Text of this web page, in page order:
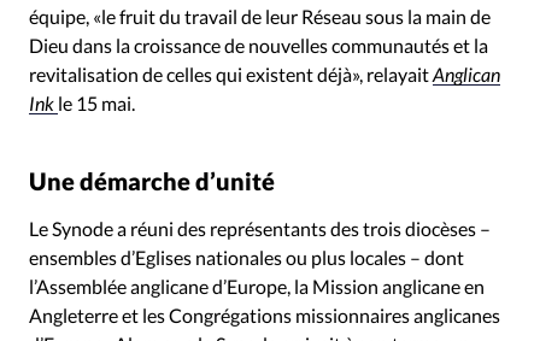
équipe, «le fruit du travail de leur Réseau sous la main de
Dieu dans la croissance de nouvelles communautés et la
revitalisation de celles qui existent déjà», relayaitAnglican
Ink le 15 mai.
Une démarche d’unité
Le Synode a réuni des représentants des trois diocèses –
ensembles d’Eglises nationales ou plus locales – dont
l’Assemblée anglicane d’Europe, la Mission anglicane en
Angleterre et les Congrégations missionnaires anglicanes